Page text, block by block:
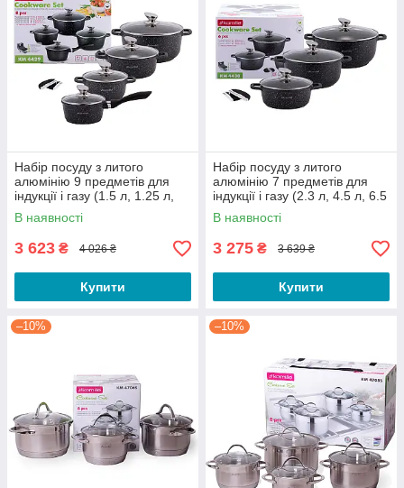
Набір посуду з литого
алюмінію 9 предметів для
індукції і газу (1.5 л, 1.25 л,
2.3 л, 4.5 л) KM-4429
В наявності
3 623 ₴ 4 026 ₴
Купити
Набір посуду з литого
алюмінію 7 предметів для
індукції і газу (2.3 л, 4.5 л, 6.5
л) KM-4430
В наявності
3 275 ₴ 3 639 ₴
Купити
–10% –10%